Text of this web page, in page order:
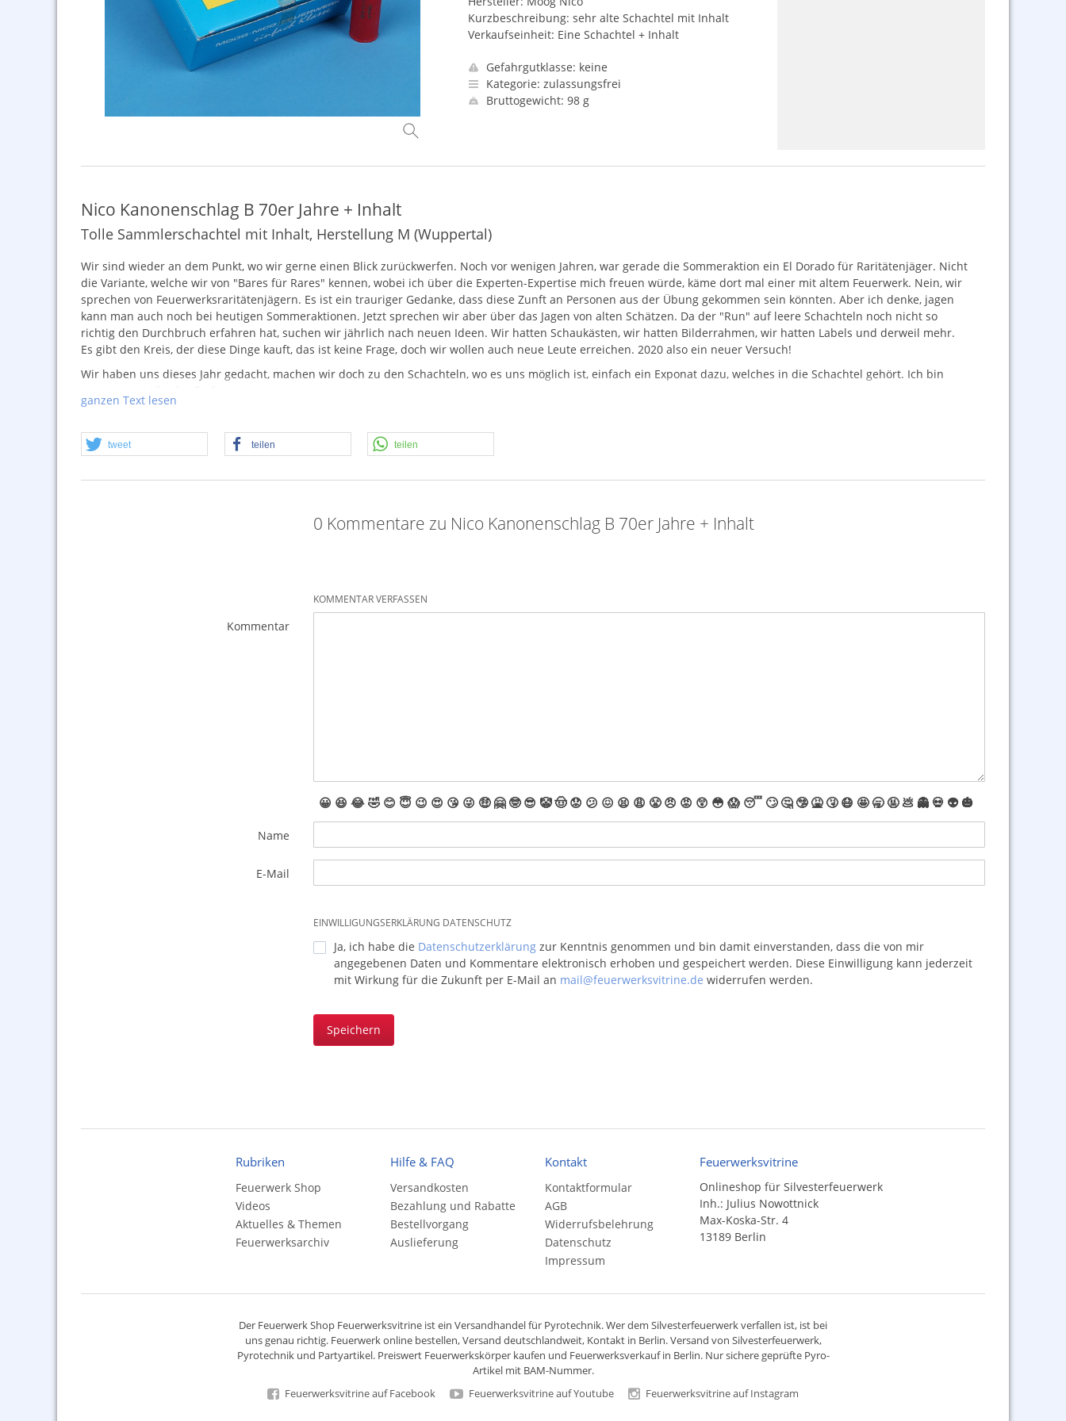
Kurzbeschreibung: sehr alte Schachtel mit Inhalt
Verkaufseinheit: Eine Schachtel + Inhalt
Gefahrgutklasse: keine
Kategorie: zulassungsfrei
Bruttogewicht: 98 g
Nico Kanonenschlag B 70er Jahre + Inhalt
Tolle Sammlerschachtel mit Inhalt, Herstellung M (Wuppertal)
Wir sind wieder an dem Punkt, wo wir gerne einen Blick zurückwerfen. Noch vor wenigen Jahren, war gerade die Sommeraktion ein El Dorado für Raritätenjäger. Nicht
die Variante, welche wir von "Bares für Rares" kennen, wobei ich über die Experten-Expertise mich freuen würde, käme dort mal einer mit altem Feuerwerk. Nein, wir
sprechen von Feuerwerksraritätenjägern. Es ist ein trauriger Gedanke, dass diese Zunft an Personen aus der Übung gekommen sein könnten. Aber ich denke, jagen
kann man auch noch bei heutigen Sommeraktionen. Jetzt sprechen wir aber über das Jagen von alten Schätzen. Da der "Run" auf leere Schachteln noch nicht so
richtig den Durchbruch erfahren hat, suchen wir jährlich nach neuen Ideen. Wir hatten Schaukästen, wir hatten Bilderrahmen, wir hatten Labels und derweil mehr.
Es gibt den Kreis, der diese Dinge kauft, das ist keine Frage, doch wir wollen auch neue Leute erreichen. 2020 also ein neuer Versuch!
Wir haben uns dieses Jahr gedacht, machen wir doch zu den Schachteln, wo es uns möglich ist, einfach ein Exponat dazu, welches in die Schachtel gehört. Ich bin
gespannt wir ihr das findet.
Seltene Schachtel, Ende der 70er Jahre, mit einem Exponat.
ganzen Text lesen
tweet teilen teilen
0 Kommentare zu Nico Kanonenschlag B 70er Jahre + Inhalt
KOMMENTAR VERFASSEN
Kommentar
😀 😆 😂🤣 😊 😇 😉 😍 😘 😜 🤑 🤗 🤓 😎 🤡🤠 😟 😕 😖 😫 😩 😤 😠 😡 😲 😳 😱 😴 🙄 🤔 🤥 🤮 🤧 😷 🤩 🥱 🤬 💩 👻 💀 👽 🎃
Name
E-Mail
EINWILLIGUNGSERKLÄRUNG DATENSCHUTZ
Ja, ich habe die Datenschutzerklärungzur Kenntnis genommen und bin damit einverstanden, dass die von mir
angegebenen Daten und Kommentare elektronisch erhoben und gespeichert werden. Diese Einwilligung kann jederzeit
mit Wirkung für die Zukunft per E-Mail an mail@feuerwerksvitrine.de widerrufen werden.
Speichern
Rubriken
Feuerwerk Shop
Videos
Aktuelles & Themen
Feuerwerksarchiv
Hilfe & FAQ
Versandkosten
Bezahlung und Rabatte
Bestellvorgang
Auslieferung
Kontakt
Kontaktformular
AGB
Widerrufsbelehrung
Datenschutz
Impressum
Feuerwerksvitrine
Onlineshop für Silvesterfeuerwerk
Inh.: Julius Nowottnick
Max-Koska-Str. 4
13189 Berlin
Der Feuerwerk Shop Feuerwerksvitrine ist ein Versandhandelfür Pyrotechnik. Wer dem Silvesterfeuerwerk verfallen ist, ist bei
uns genau richtig. Feuerwerk online bestellen,Versand deutschlandweit, Kontakt in Berlin. Versand von Silvesterfeuerwerk,
Pyrotechnikund Partyartikel. Preiswert Feuerwerkskörperkaufen und Feuerwerksverkauf in Berlin. Nur sichere geprüfte Pyro-
Artikel mit BAM-Nummer.
Feuerwerksvitrine auf Facebook
Feuerwerksvitrine auf Youtube Feuerwerksvitrine auf Instagram